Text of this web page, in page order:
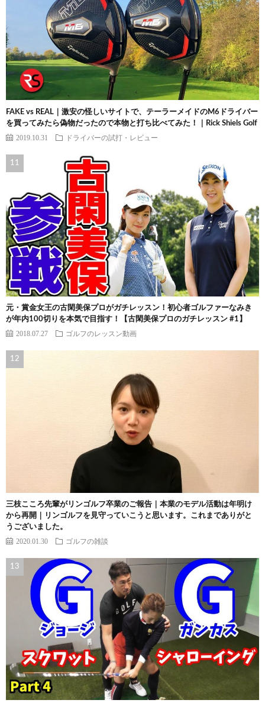
FAKE vs REAL｜激安の怪しいサイトで、テーラーメイドのM6ドライバー
を買ってみたら偽物だったので本物と打ち比べてみた！｜Rick Shiels Golf
2019.10.31 ドライバーの試打・レビュー
元・賞金女王の古閑美保プロがガチレッスン！初心者ゴルファーなみき
が年内100切りを本気で目指す！【古閑美保プロのガチレッスン #1】
2018.07.27 ゴルフのレッスン動画
三枝こころ先輩がリンゴルフ卒業のご報告｜本業のモデル活動は年明け
から再開｜リンゴルフを見守っていこうと思います。これまでありがと
うございました。
2020.01.30 ゴルフの雑談